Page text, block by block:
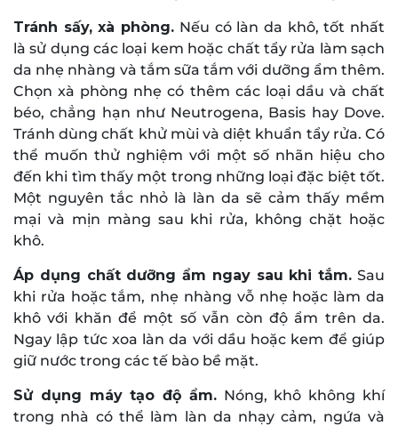
Tránh sấy, xà phòng. Nếu có làn da khô, tốt nhất
là sử dụng các loại kem hoặc chất tẩy rửa làm sạch
da nhẹ nhàng và tắm sữa tắm với dưỡng ẩm thêm.
Chọn xà phòng nhẹ có thêm các loại dầu và chất
béo, chẳng hạn như Neutrogena, Basis hay Dove.
Tránh dùng chất khử mùi và diệt khuẩn tẩy rửa. Có
thể muốn thử nghiệm với một số nhãn hiệu cho
đến khi tìm thấy một trong những loại đặc biệt tốt.
Một nguyên tắc nhỏ là làn da sẽ cảm thấy mềm
mại và mịn màng sau khi rửa, không chặt hoặc
khô.
Áp dụng chất dưỡng ẩm ngay sau khi tắm. Sau
khi rửa hoặc tắm, nhẹ nhàng vỗ nhẹ hoặc làm da
khô với khăn để một số vẫn còn độ ẩm trên da.
Ngay lập tức xoa làn da với dầu hoặc kem để giúp
giữ nước trong các tế bào bề mặt.
Sử dụng máy tạo độ ẩm.Nóng, khô không khí
trong nhà có thể làm làn da nhạy cảm, ngứa và